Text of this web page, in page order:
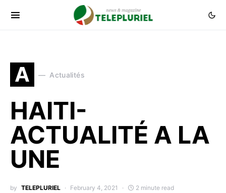
A Actualités
HAITI-
ACTUALITÉ A LA
UNE
by TELEPLURIEL February 4, 2021 2 minute read